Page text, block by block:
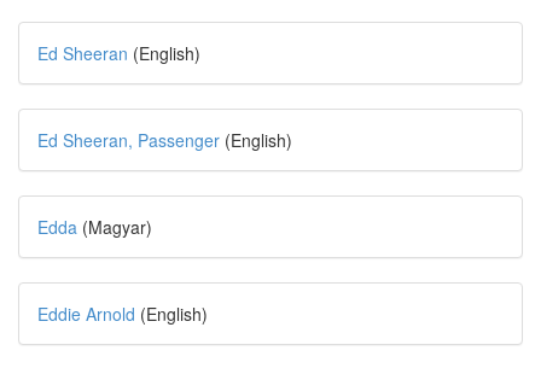
Ed Sheeran (English)
Ed Sheeran, Passenger (English)
Edda (Magyar)
Eddie Arnold (English)